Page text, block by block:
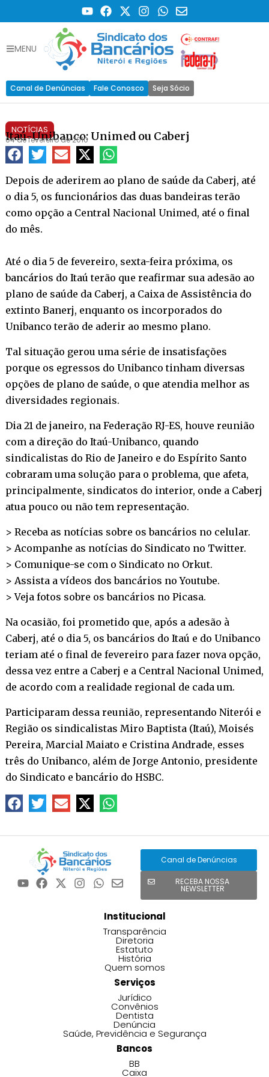
MENU
Canal de Denúncias Fale Conosco Seja Sócio
NOTÍCIAS
Itaú-Unibanco: Unimed ou Caberj
04 de fevereiro de 2010
Depois de aderirem ao plano de saúde da Caberj, até
o dia 5, os funcionários das duas bandeiras terão
como opção a Central Nacional Unimed, até o final
do mês.
Até o dia 5 de fevereiro, sexta-feira próxima, os
bancários do Itaú terão que reafirmar sua adesão ao
plano de saúde da Caberj, a Caixa de Assistência do
extinto Banerj, enquanto os incorporados do
Unibanco terão de aderir ao mesmo plano.
Tal situação gerou uma série de insatisfações
porque os egressos do Unibanco tinham diversas
opções de plano de saúde, o que atendia melhor as
diversidades regionais.
Dia 21 de janeiro, na Federação RJ-ES, houve reunião
com a direção do Itaú-Unibanco, quando
sindicalistas do Rio de Janeiro e do Espírito Santo
cobraram uma solução para o problema, que afeta,
principalmente, sindicatos do interior, onde a Caberj
atua pouco ou não tem representação.
> Receba as notícias sobre os bancários no celular.
> Acompanhe as notícias do Sindicato no Twitter.
> Comunique-se com o Sindicato no Orkut.
> Assista a vídeos dos bancários noYoutube.
> Veja fotos sobre os bancários no Picasa.
Na ocasião, foi prometido que, após a adesão à
Caberj, até o dia 5, os bancários do Itaú e do Unibanco
teriam até o final de fevereiro para fazer nova opção,
dessa vez entre a Caberj e a Central Nacional Unimed,
de acordo com a realidade regional de cada um.
Participaram dessa reunião, representando Niterói e
Região os sindicalistas Miro Baptista (Itaú), Moisés
Pereira, Marcial Maiato e Cristina Andrade, esses
três do Unibanco, além de Jorge Antonio, presidente
do Sindicato e bancário do HSBC.
Canal de Denúncias
RECEBA NOSSA
NEWSLETTER
Institucional
Transparência
Diretoria
Estatuto
História
Quem somos
Serviços
Jurídico
Convênios
Dentista
Denúncia
Saúde, Previdência e Segurança
Bancos
BB
Caixa